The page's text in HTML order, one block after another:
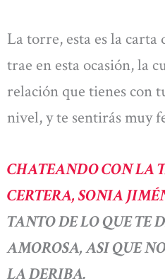
La torre, esta es la
trae en esta ocasión, la
relación que tienes con
nivel, y te sentirás muy
CHATEANDO CON LA
CERTERA, SONIA
TANTO DE LO QUE TE
AMOROSA, ASI QUE
LA DERIBA.